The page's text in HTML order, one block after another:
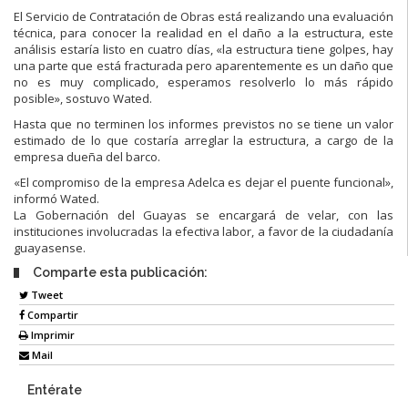
El Servicio de Contratación de Obras está realizando una evaluación
técnica, para conocer la realidad en el daño a la estructura, este
análisis estaría listo en cuatro días, «la estructura tiene golpes, hay
una parte que está fracturada pero aparentemente es un daño que
no es muy complicado, esperamos resolverlo lo más rápido
posible», sostuvo Wated.
Hasta que no terminen los informes previstos no se tiene un valor
estimado de lo que costaría arreglar la estructura, a cargo de la
empresa dueña del barco.
«El compromiso de la empresa Adelca es dejar el puente funcional»,
informó Wated.
La Gobernación del Guayas se encargará de velar, con las
instituciones involucradas la efectiva labor, a favor de la ciudadanía
guayasense.
Comparte esta publicación:
Tweet
Compartir
Imprimir
Mail
Entérate